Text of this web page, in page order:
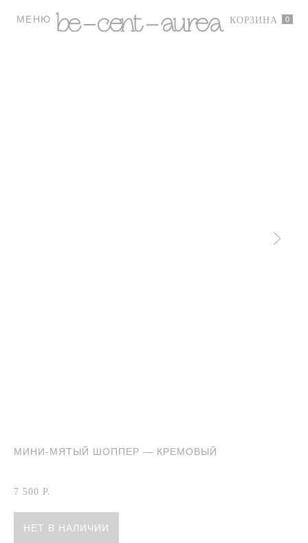
МИНИ-МЯТЫЙ ШОППЕР — КРЕМОВЫЙ
7 500 Р.
НЕТ В НАЛИЧИИ